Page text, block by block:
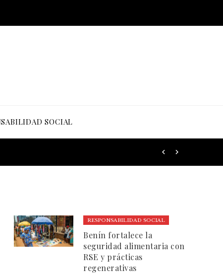
SOCIAL
RESPONSABILIDAD SOCIAL
Benín fortalece la
seguridad alimentaria con
RSE y prácticas
regenerativas